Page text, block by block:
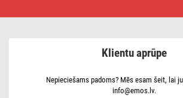
Klientu aprūpe
Nepieciešams padoms? Mēs esam šeit, lai
info@emos.lv.